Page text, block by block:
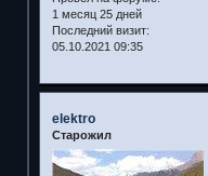
1 месяц 25 дней
Последний визит:
05.10.2021 09:35
elektro
Старожил